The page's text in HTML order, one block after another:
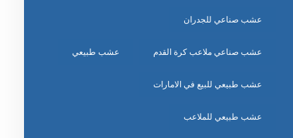
عشب صناعي للجدران
عشب صناعي ملاعب كرة القدم عشب طبيعي
عشب طبيعي للبيع في الامارات
عشب طبيعي للملاعب